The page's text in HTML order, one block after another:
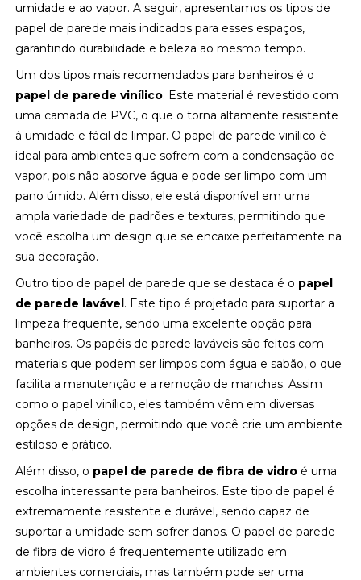
umidade e ao vapor. A seguir, apresentamos os tipos de
papel de parede mais indicados para esses espaços,
garantindo durabilidade e beleza ao mesmo tempo.
Um dos tipos mais recomendados para banheiros é o
papel de parede vinílico. Este material é revestido com
uma camada de PVC, o que o torna altamente resistente
à umidade e fácil de limpar. O papel de parede vinílico é
ideal para ambientes que sofrem com a condensação de
vapor, pois não absorve água e pode ser limpo com um
pano úmido. Além disso, ele está disponível em uma
ampla variedade de padrões e texturas, permitindo que
você escolha um design que se encaixe perfeitamente na
sua decoração.
Outro tipo de papel de parede que se destaca é o papel
de parede lavável. Este tipo é projetado para suportar a
limpeza frequente, sendo uma excelente opção para
banheiros. Os papéis de parede laváveis são feitos com
materiais que podem ser limpos com água e sabão, o que
facilita a manutenção e a remoção de manchas. Assim
como o papel vinílico, eles também vêm em diversas
opções de design, permitindo que você crie um ambiente
estiloso e prático.
Além disso, o papel de parede de fibra de vidro é uma
escolha interessante para banheiros. Este tipo de papel é
extremamente resistente e durável, sendo capaz de
suportar a umidade sem sofrer danos. O papel de parede
de fibra de vidro é frequentemente utilizado em
ambientes comerciais, mas também pode ser uma